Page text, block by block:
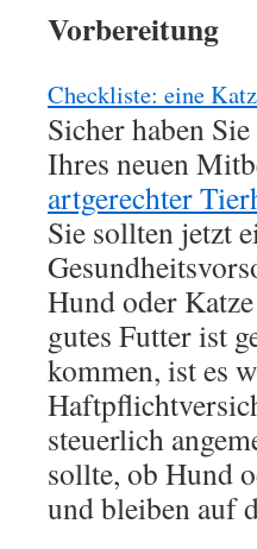
Vorbereitung
Checkliste: eine
Sicher haben
Ihres neuen
artgerechter
Sie sollten jetzt
Hund oder
gutes Futter ist
kommen, ist es
steuerlich
sollte, ob Hund
und bleiben auf